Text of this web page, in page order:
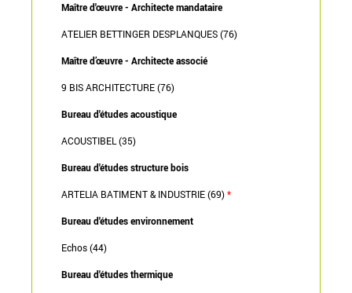
Maître d'œuvre - Architecte mandataire
ATELIER BETTINGER DESPLANQUES (76)
Maître d’œuvre - Architecte associé
9 BIS ARCHITECTURE (76)
Bureau d'études acoustique
ACOUSTIBEL (35)
Bureau d'études structure bois
ARTELIA BATIMENT & INDUSTRIE (69)*
Bureau d'études environnement
Echos (44)
Bureau d'études thermique